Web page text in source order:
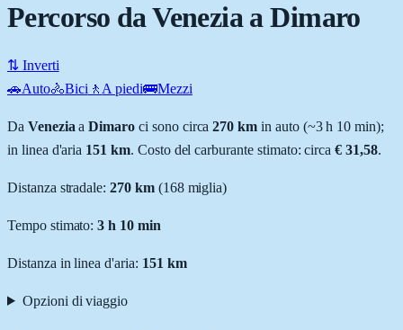
Percorso da Venezia a Dimaro
⇅ Inverti
🚗Auto🚴Bici 🚶 A piedi🚌Mezzi
Da Venezia aDimaro ci sono circa 270 km in auto (~3 h 10 min);
in linea d'aria 151 km. Costo del carburante stimato: circa € 31,58.
Distanza stradale:270km (168miglia)
Tempo stimato:3 h 10 min
Distanza in linea d'aria: 151 km
Opzioni di viaggio